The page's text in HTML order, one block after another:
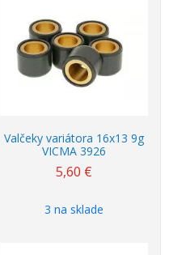
Valčeky variátora 16x13 9g
VICMA 3926
5,60 €
3 na sklade